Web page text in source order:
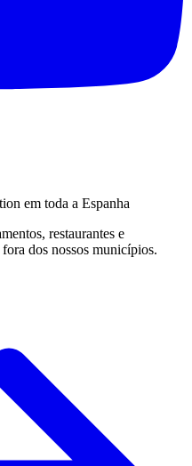
em toda a Espanha
restaurantes e
dos nossos municípios.